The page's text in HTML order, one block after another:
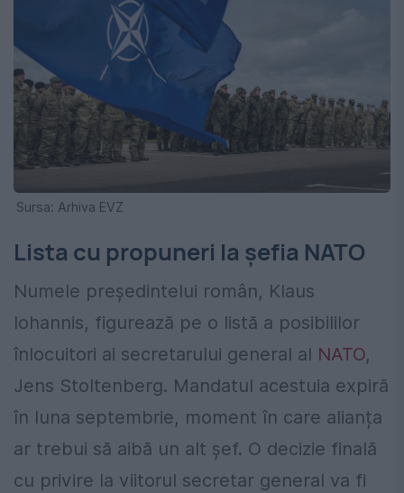
Sursa: Arhiva EVZ
Lista cu propuneri la șefia NATO
Numele președintelui român, Klaus
Iohannis, figurează pe o listă a posibililor
înlocuitori ai secretarului general al NATO,
Jens Stoltenberg. Mandatul acestuia expiră
în luna septembrie, moment în care alianța
ar trebui să aibă un alt șef. O decizie finală
cu privire la viitorul secretar general va fi